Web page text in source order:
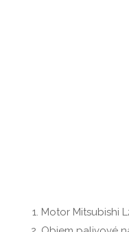
Motor Mitsubishi